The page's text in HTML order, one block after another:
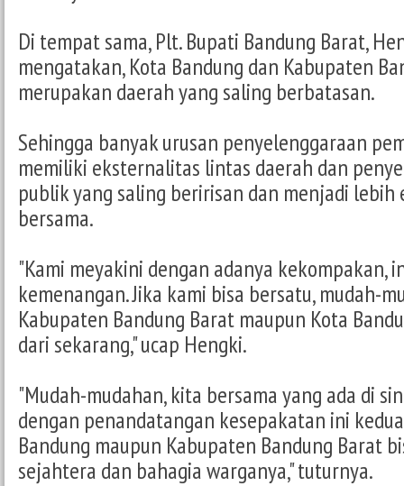
Di tempat sama, Plt. Bupati Bandung Barat,
mengatakan, Kota Bandung dan Kabupaten
merupakan daerah yang saling berbatasan.
Sehingga banyak urusan penyelenggaraan
memiliki eksternalitas lintas daerah dan
publik yang saling beririsan dan menjadi
bersama.
"Kami meyakini dengan adanya kekompakan,
kemenangan. Jika kami bisa bersatu, mudah-
Kabupaten Bandung Barat maupun Kota
dari sekarang," ucap Hengki.
"Mudah-mudahan, kita bersama yang ada di
dengan penandatangan kesepakatan ini
Bandung maupun Kabupaten Bandung Barat
sejahtera dan bahagia warganya," tuturnya.